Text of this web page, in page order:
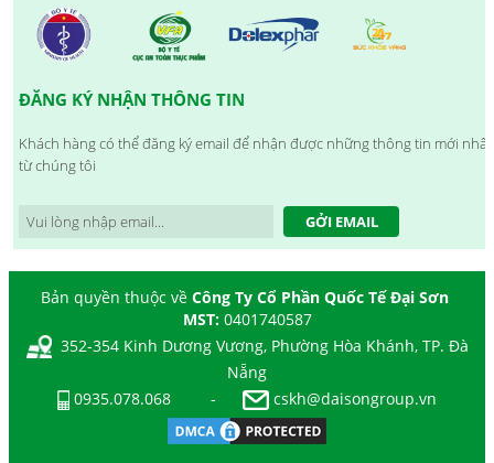
ĐĂNG KÝ NHẬN THÔNG TIN
Khách hàng có thể đăng ký email để nhận được những thông tin mới nhất
từ chúng tôi
GỞI EMAIL
Bản quyền thuộc về Công Ty Cổ Phần Quốc Tế Đại Sơn
MST: 0401740587
352-354 Kinh Dương Vương, Phường Hòa Khánh, TP. Đà
Nẵng
0935.078.068
- cskh@daisongroup.vn